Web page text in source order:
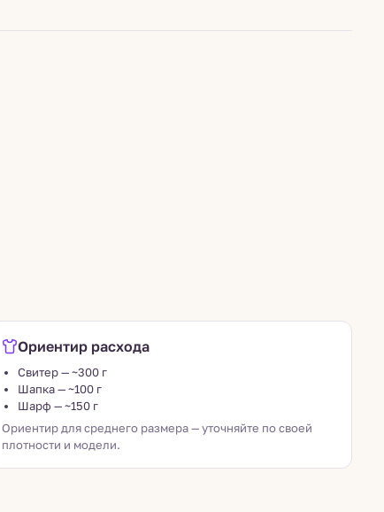
Ориентир расхода
Свитер — ~300 г
Шапка — ~100 г
Шарф — ~150 г
Ориентир для среднего размера — уточняйте по своей
плотности и модели.